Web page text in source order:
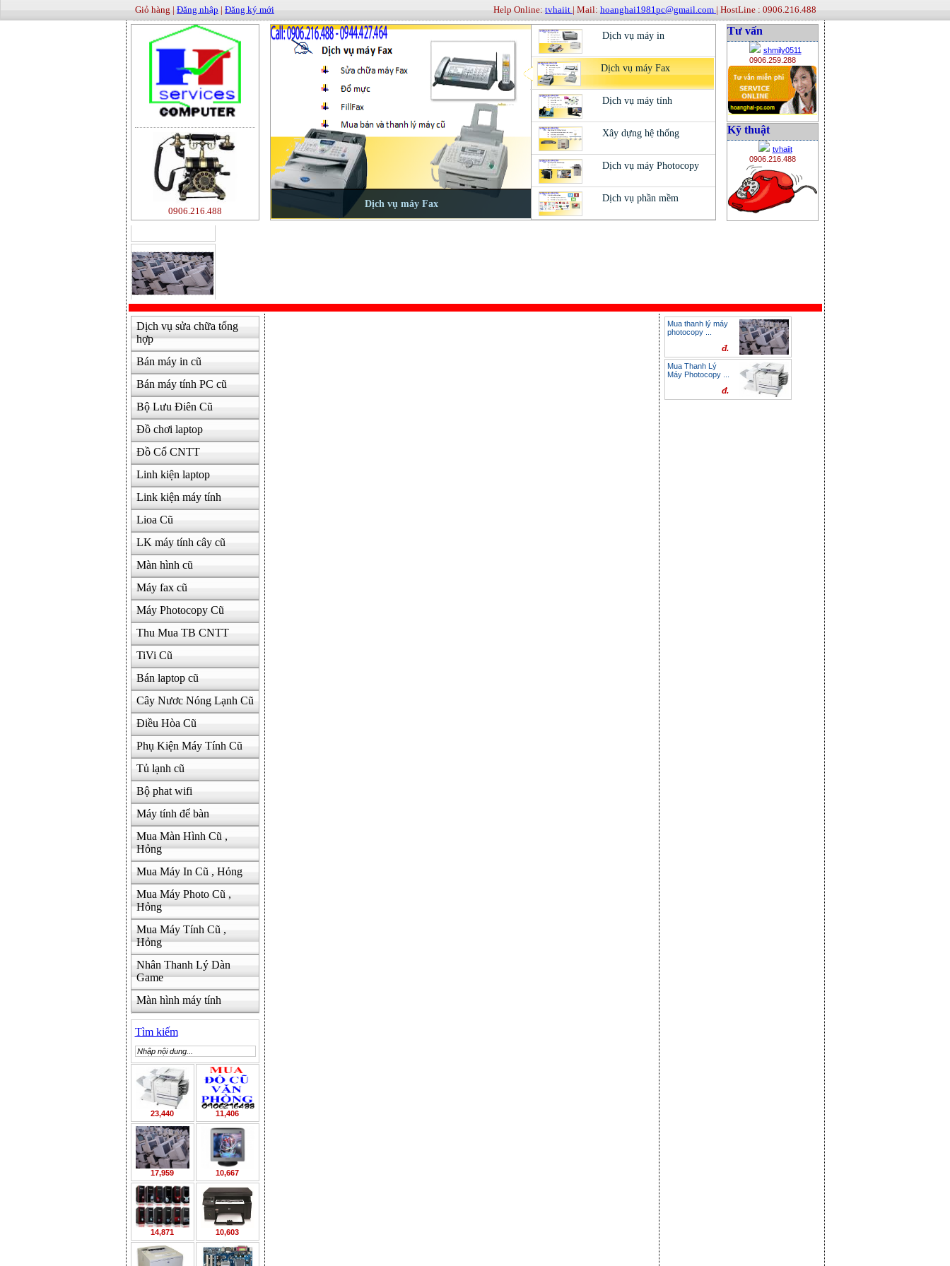
Giỏ hàng | Đăng nhập | Đăng ký mới Help Online: tvhaiit | Mail: hoanghai1981pc@gmail.com | HostLine : 0906.216.488
0906.216.488
Tư vấn
shmily0511
0906.259.288
Kỹ thuật
tvhaiit
0906.216.488
Dịch vụ sửa chữa tổng
hợp
Bán máy in cũ
Bán máy tính PC cũ
Bộ Lưu Điên Cũ
Đồ chơi laptop
Đồ Cổ CNTT
Linh kiện laptop
Link kiện máy tính
Lioa Cũ
LK máy tính cây cũ
Màn hình cũ
Máy fax cũ
Máy Photocopy Cũ
Thu Mua TB CNTT
TiVi Cũ
Bán laptop cũ
Cây Nươc Nóng Lạnh Cũ
Điều Hòa Cũ
Phụ Kiện Máy Tính Cũ
Tủ lạnh cũ
Bộ phat wifi
Máy tính để bàn
Mua Màn Hình Cũ ,
Hỏng
Mua Máy In Cũ , Hỏng
Mua Máy Photo Cũ ,
Hỏng
Mua Máy Tính Cũ ,
Hỏng
Nhân Thanh Lý Dàn
Game
Màn hình máy tính
Tìm kiếm
23,440 11,406
17,959 10,667
14,871 10,603
Mua thanh lý máy
photocopy ...
đ.
Mua Thanh Lý
Máy Photocopy ...
đ.